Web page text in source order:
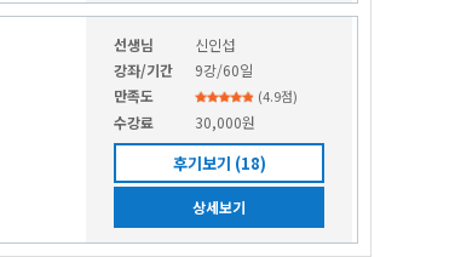
선생님
신인섭
강좌/기간
9강/60일
만족도
(4.9점)
수강료 30,000원
후기보기 (18)
상세보기